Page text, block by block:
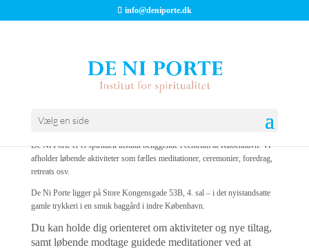
info@deniporte.dk
Vælg en side
Velkommen til De Ni Porte
De Ni Porte er et spirituelt institut beliggende i centrum af København. Vi
afholder løbende aktiviteter som fælles meditationer, ceremonier, foredrag,
retreats osv.
De Ni Porte ligger på Store Kongensgade 53B, 4. sal – i det nyistandsatte
gamle trykkeri i en smuk baggård i indre København.
Du kan holde dig orienteret om aktiviteter og nye tiltag,
samt løbende modtage guidede meditationer ved at